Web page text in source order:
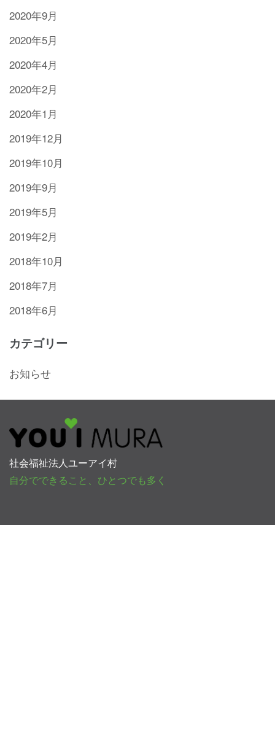
2020年9月
2020年5月
2020年4月
2020年2月
2020年1月
2019年12月
2019年10月
2019年9月
2019年5月
2019年2月
2018年10月
2018年7月
2018年6月
カテゴリー
お知らせ
社会福祉法人ユーアイ村
自分でできること、ひとつでも多く